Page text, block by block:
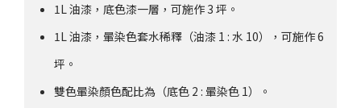
1L 油漆，底色漆一層，可施作 3 坪。
1L 油漆，暈染色套水稀釋（油漆 1 : 水 10），可施作 6
坪。
雙色暈染顏色配比為（底色 2 : 暈染色 1）。